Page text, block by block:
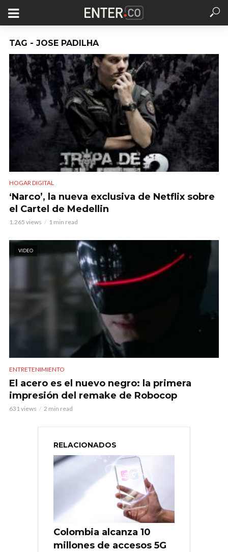
TAG - JOSE PADILHA
HOGAR DIGITAL
‘Narco’, la nueva exclusiva de Netflix sobre
el Cartel de Medellin
1.265 views 1 min read
VIDEO
ENTRETENIMIENTO
El acero es el nuevo negro: la primera
impresión del remake de Robocop
631 views 2 min read
RELACIONADOS
Colombia alcanza 10
millones de accesos 5G